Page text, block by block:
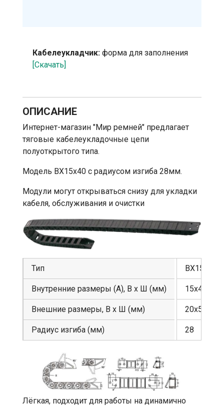
Кабелеукладчик: форма для заполнения
[Скачать]
ОПИСАНИЕ
Интернет-магазин "Мир ремней" предлагает
тяговые кабелеукладочные цепи
полуоткрытого типа.
Модель BX15x40 с радиусом изгиба 28мм.
Модули могут открываться снизу для укладки
кабеля, обслуживания и очистки
Тип
Внутренние размеры (A), В х Ш (мм)
Внешние размеры, В х Ш (мм)
Радиус изгиба (мм)
BX15
15х40
20х53
28
Лёгкая, подходит для работы на динамично